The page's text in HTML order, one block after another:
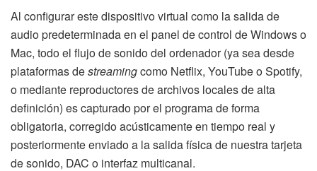
Al configurar este dispositivo virtual como la salida de
audio predeterminada en el panel de control de Windows o
Mac, todo el flujo de sonido del ordenador (ya sea desde
plataformas destreamingcomo Netflix, YouTube o Spotify,
o mediante reproductores de archivos locales de alta
definición) es capturado por el programa de forma
obligatoria, corregido acústicamente en tiempo real y
posteriormente enviado a la salida física de nuestra tarjeta
de sonido, DAC o interfaz multicanal.